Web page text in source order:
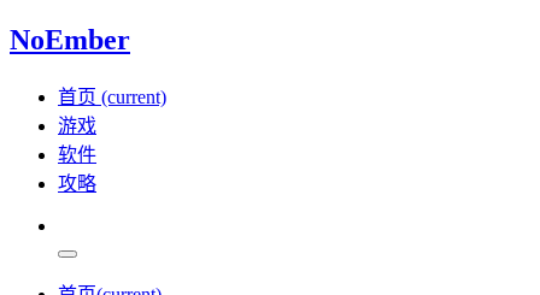
NoEmber
首页 (current)
游戏
软件
攻略